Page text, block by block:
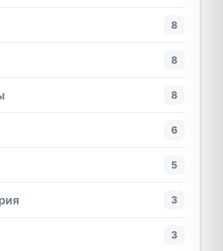
8
8
8
6
5
3
3